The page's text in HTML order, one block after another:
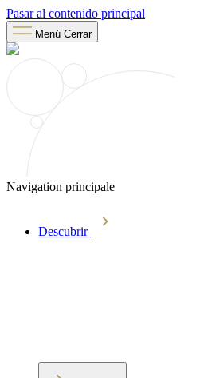
Pasar al contenido principal
Menú Cerrar
Navigation principale
Descubrir